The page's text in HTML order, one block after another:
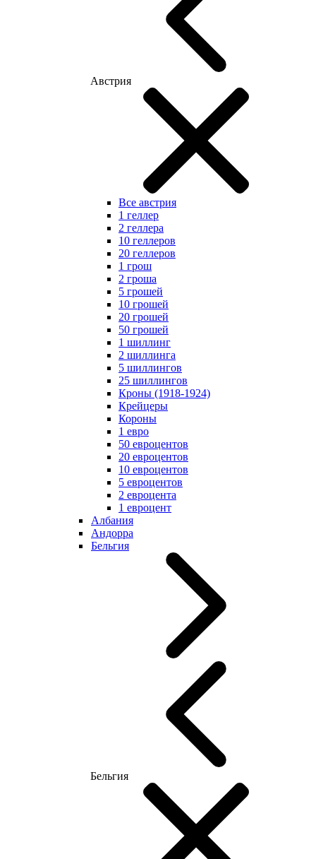
Австрия
Все австрия
1 геллер
2 геллера
10 геллеров
20 геллеров
1 грош
2 гроша
5 грошей
10 грошей
20 грошей
50 грошей
1 шиллинг
2 шиллинга
5 шиллингов
25 шиллингов
Кроны (1918-1924)
Крейцеры
Короны
1 евро
50 евроцентов
20 евроцентов
10 евроцентов
5 евроцентов
2 евроцента
1 евроцент
Албания
Андорра
Бельгия
Бельгия